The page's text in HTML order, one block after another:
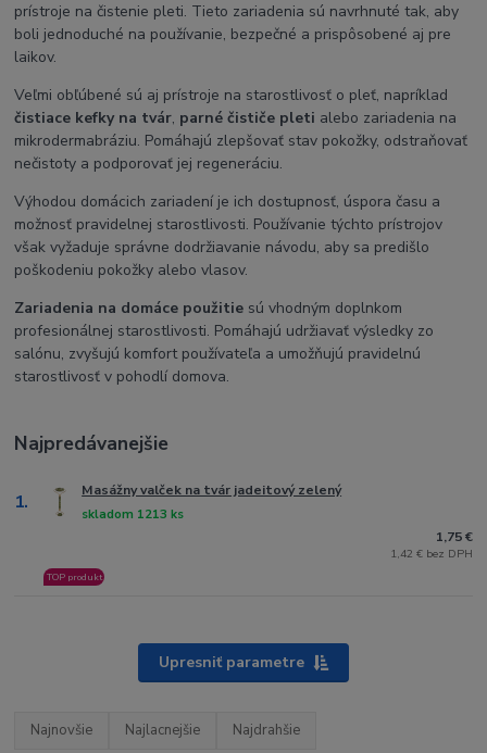
prístroje na čistenie pleti. Tieto zariadenia sú navrhnuté tak, aby
boli jednoduché na používanie, bezpečné a prispôsobené aj pre
laikov.
Veľmi obľúbené sú aj prístroje na starostlivosť o pleť, napríklad
čistiace kefky na tvár, parné čističe pleti alebo zariadenia na
mikrodermabráziu. Pomáhajú zlepšovať stav pokožky, odstraňovať
nečistoty a podporovať jej regeneráciu.
Výhodou domácich zariadení je ich dostupnosť, úspora času a
možnosť pravidelnej starostlivosti. Používanie týchto prístrojov
však vyžaduje správne dodržiavanie návodu, aby sa predišlo
poškodeniu pokožky alebo vlasov.
Zariadenia na domáce použitie sú vhodným doplnkom
profesionálnej starostlivosti. Pomáhajú udržiavať výsledky zo
salónu, zvyšujú komfort používateľa a umožňujú pravidelnú
starostlivosť v pohodlí domova.
Najpredávanejšie
1. Masážny valček na tvár jadeitový zelený
skladom 1213 ks
TOP produkt
1,75 €
1,42 € bez DPH
Upresniť parametre
Najnovšie Najlacnejšie Najdrahšie